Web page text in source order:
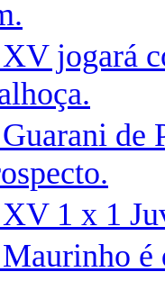
jogará
de
1 x 1
é